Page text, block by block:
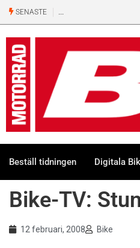
SENASTE
Beställ tidningen Digitala
Bike-TV:
12 februari, 2008 Bike